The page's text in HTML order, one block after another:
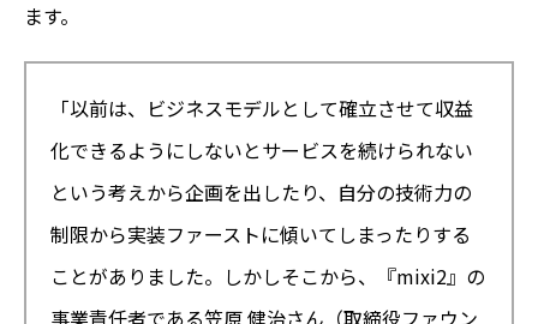
ます。
「以前は、ビジネスモデルとして確立させて収益
化できるようにしないとサービスを続けられない
という考えから企画を出したり、自分の技術力の
制限から実装ファーストに傾いてしまったりする
ことがありました。しかしそこから、『mixi2』の